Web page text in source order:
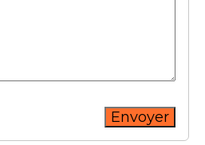
Envoyer